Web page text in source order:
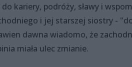
kariery, podróży, sławy i
i jej starszej siostry -
dawna wiadomo, że
miała ulec zmianie.